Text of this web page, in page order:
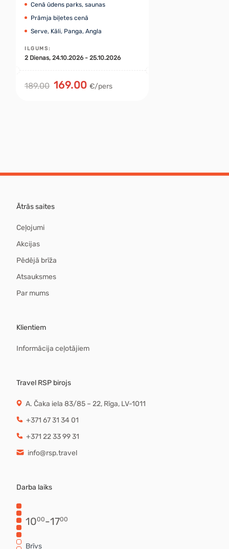
Cenā ūdens parks, saunas
Prāmja biļetes cenā
Serve, Kāli, Panga, Angla
ILGUMS:
2 Dienas, 24.10.2026 - 25.10.2026
189.00 169.00 €/pers
Ātrās saites
Ceļojumi
Akcijas
Pēdējā brīža
Atsauksmes
Par mums
Klientiem
Informācija ceļotājiem
Travel RSP birojs
A. Čaka iela 83/85 – 22, Rīga, LV-1011
+371 67 31 34 01
+371 22 33 99 31
info@rsp.travel
Darba laiks
1000-1700
Brīvs